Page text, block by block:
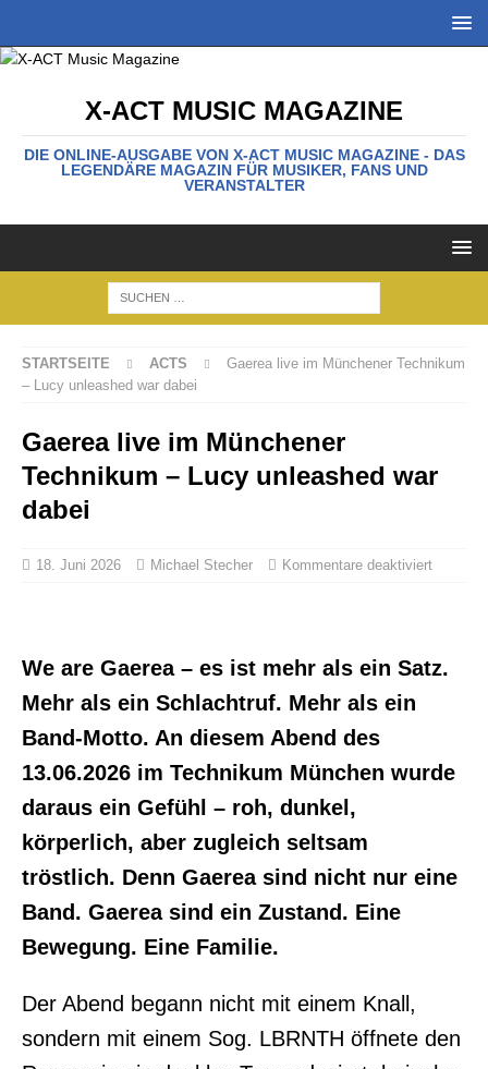
X-ACT MUSIC MAGAZINE
DIE ONLINE-AUSGABE VON X-ACT MUSIC MAGAZINE - DAS
LEGENDÄRE MAGAZIN FÜR MUSIKER, FANS UND
VERANSTALTER
STARTSEITE ACTS
Gaerea live im Münchener Technikum
– Lucy unleashed war dabei
Gaerea live im Münchener
Technikum – Lucy unleashed war
dabei
18. Juni 2026 Michael Stecher Kommentare deaktiviert
We are Gaerea – es ist mehr als ein Satz.
Mehr als ein Schlachtruf. Mehr als ein
Band-Motto. An diesem Abend des
13.06.2026 im Technikum München wurde
daraus ein Gefühl – roh, dunkel,
körperlich, aber zugleich seltsam
tröstlich. Denn Gaerea sind nicht nur eine
Band. Gaerea sind ein Zustand. Eine
Bewegung. Eine Familie.
Der Abend begann nicht mit einem Knall,
sondern mit einem Sog. LBRNTH öffnete den